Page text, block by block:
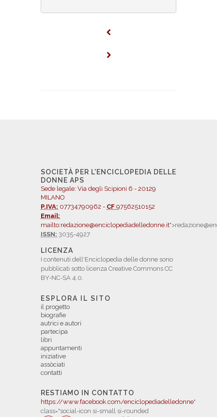
SOCIETÀ PER L'ENCICLOPEDIA DELLE
DONNE APS
Sede legale: Via degli Scipioni 6 - 20129
MILANO
P.IVA: 07734790962 - CF 97562510152
Email:
mailto:redazione@enciclopediadelledonne.it
ISSN: 3035-4927
LICENZA
I contenuti dell'Enciclopedia delle donne sono
pubblicati sotto licenza Creative Commons CC
BY-NC-SA 4.0.
ESPLORA IL SITO
il progetto
biografie
autrici e autori
partecipa
libri
appuntamenti
iniziative
assòciati
contatti
RESTIAMO IN CONTATTO
https://www.facebook.com/enciclopediadelledonne"
class="social-icon si-small si-rounded